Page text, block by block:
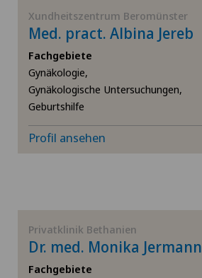
Chiropraktik
Computertomographie
CyberKnife® System
Da Vinci
Dickdarmchirurgie
Cugnasco
Faido
Hôpital de La Providence
Hôpital de Moutier
Ladies Permanence Stadelhofen
Xundheitszentrum Beromünster
Med. pract. Albina Jereb
Fachgebiete
Gynäkologie,
Gynäkologische Untersuchungen,
Geburtshilfe
Profil ansehen
Privatklinik Bethanien
Dr. med. Monika Jermann
Fachgebiete